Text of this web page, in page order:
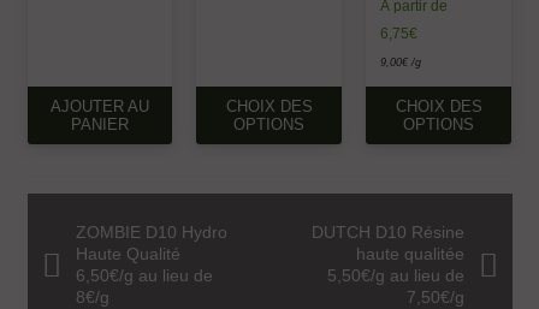
AJOUTER AU
PANIER
CHOIX DES
OPTIONS
PRODUIT
LES
OPTIONS
PEUVENT
À partir de
6,75€
9,00€ /g
CHOIX DES
OPTIONS
ZOMBIE D10 Hydro
Haute Qualité
6,50€/g au lieu de
8€/g
DUTCH D10 Résine
haute qualitée
5,50€/g au lieu de
7,50€/g